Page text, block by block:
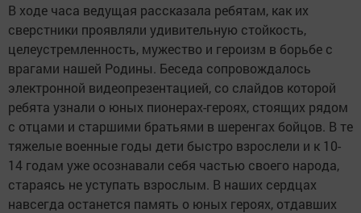
В ходе часа ведущая рассказала ребятам, как их
сверстники проявляли удивительную стойкость,
целеустремленность, мужество и героизм в борьбе с
врагами нашей Родины. Беседа сопровождалось
электронной видеопрезентацией, со слайдов которой
ребята узнали о юных пионерах-героях, стоящих рядом
с отцами и старшими братьями в шеренгах бойцов. В те
тяжелые военные годы дети быстро взрослели и к 10-
14 годам уже осознавали себя частью своего народа,
стараясь не уступать взрослым. В наших сердцах
навсегда останется память о юных героях, отдавших